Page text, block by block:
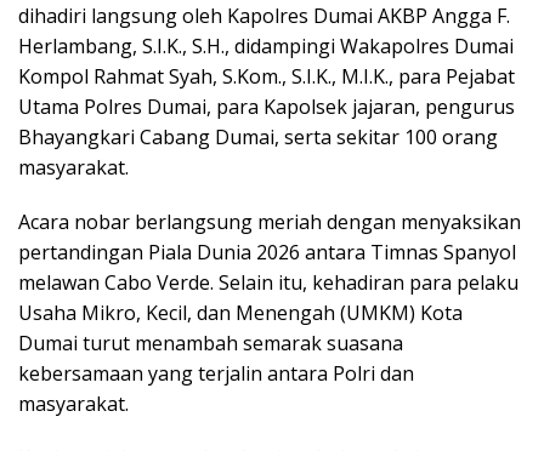
dihadiri langsung oleh Kapolres Dumai AKBP Angga F.
Herlambang, S.I.K., S.H., didampingi Wakapolres Dumai
Kompol Rahmat Syah, S.Kom., S.I.K., M.I.K., para Pejabat
Utama Polres Dumai, para Kapolsek jajaran, pengurus
Bhayangkari Cabang Dumai, serta sekitar 100 orang
masyarakat.
Acara nobar berlangsung meriah dengan menyaksikan
pertandingan Piala Dunia 2026 antara Timnas Spanyol
melawan Cabo Verde. Selain itu, kehadiran para pelaku
Usaha Mikro, Kecil, dan Menengah (UMKM) Kota
Dumai turut menambah semarak suasana
kebersamaan yang terjalin antara Polri dan
masyarakat.